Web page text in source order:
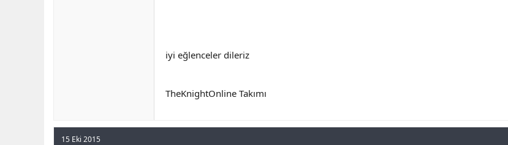
iyi eğlenceler dileriz
TheKnightOnline Takımı
15 Eki 2015